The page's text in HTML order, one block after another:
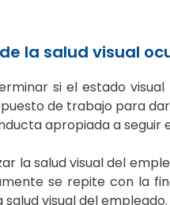
la salud visual
si el estado
de trabajo para
apropiada a seguir
la salud visual del
se repite con la
visual del empleado.